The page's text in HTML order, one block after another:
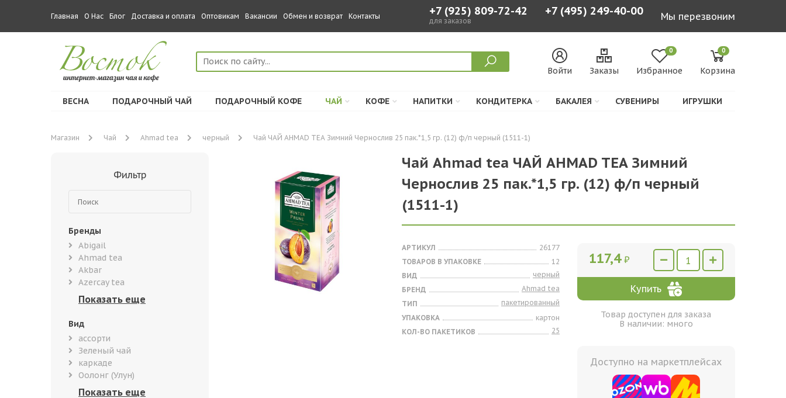
Главная О Нас Блог Доставка и оплата Оптовикам Вакансии Обмен и возврат Контакты +7 (925) 809-72-42
для заказов
+7 (495) 249-40-00 Мы перезвоним
Войти Заказы
0
Избранное
0
Корзина
ВЕСНА ПОДАРОЧНЫЙ ЧАЙ ПОДАРОЧНЫЙ КОФЕ ЧАЙ КОФЕ НАПИТКИ КОНДИТЕРКА БАКАЛЕЯ СУВЕНИРЫ ИГРУШКИ
Магазин Чай Ahmad tea черный Чай ЧАЙ AHMAD TEA Зимний Чернослив 25 пак.*1,5 гр. (12) ф/п черный (1511-1)
Фильтр
Бренды
Abigail
Ahmad tea
Akbar
Azercay tea
Вид
ассорти
Зеленый чай
каркаде
Оолонг (Улун)
Чай Ahmad tea ЧАЙ AHMAD TEA Зимний
Чернослив 25 пак.*1,5 гр. (12) ф/п черный
(1511-1)
АРТИКУЛ
26177
ТОВАРОВ В УПАКОВКЕ
12
ВИД
черный
БРЕНД
Ahmad tea
ТИП
пакетированный
УПАКОВКА
картон
КОЛ-ВО ПАКЕТИКОВ
25
117,4 ₽
Купить
Товар доступен для заказа
В наличии: много
Доступно на маркетплейсах